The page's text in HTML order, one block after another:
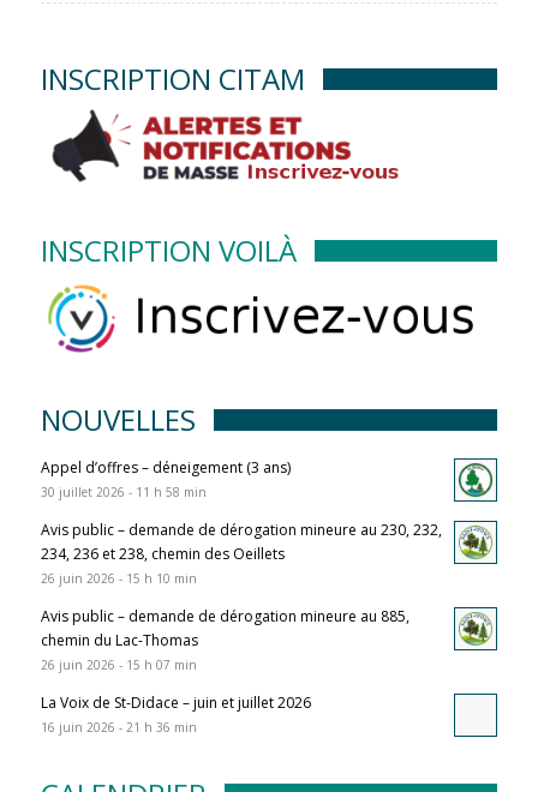
INSCRIPTION CITAM
INSCRIPTION VOILÀ
NOUVELLES
Appel d’offres – déneigement (3 ans)
30 juillet 2026 - 11 h 58 min
Avis public – demande de dérogation mineure au 230, 232,
234, 236 et 238, chemin des Oeillets
26 juin 2026 - 15 h 10 min
Avis public – demande de dérogation mineure au 885,
chemin du Lac-Thomas
26 juin 2026 - 15 h 07 min
La Voix de St-Didace – juin et juillet 2026
16 juin 2026 - 21 h 36 min